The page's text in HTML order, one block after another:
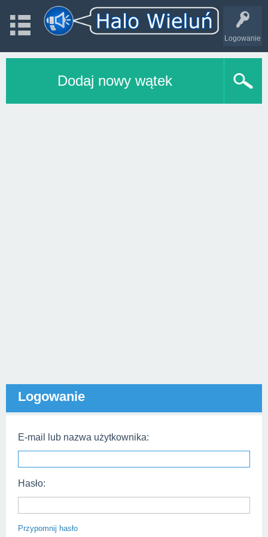
Logowanie
Dodaj nowy wątek
Logowanie
E-mail lub nazwa użytkownika:
Hasło:
Przypomnij hasło